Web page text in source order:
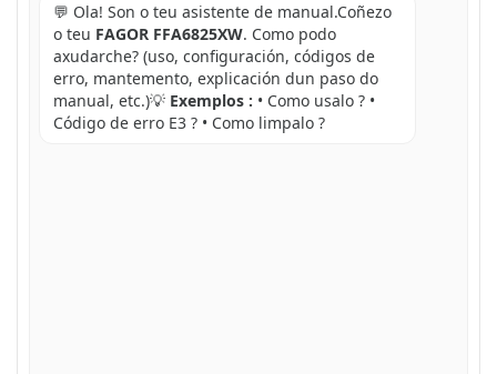
💬 Ola! Son o teu asistente de manual.Coñezo
o teu FAGOR FFA6825XW. Como podo
axudarche? (uso, configuración, códigos de
erro, mantemento, explicación dun paso do
manual, etc.)💡 Exemplos : • Como usalo ? •
Código de erro E3 ? • Como limpalo ?